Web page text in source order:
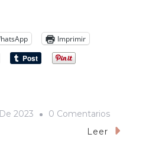
Imprimir
2023 0 ComentariosEn
Sus
Leer